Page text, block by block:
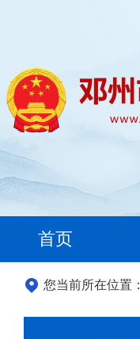
首页
您当前所在位置：